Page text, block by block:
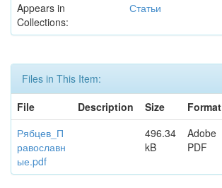
Appears in
Collections:
Статьи
Files in This Item:
File
Description Size
Format
Рябцев_П
равославн
ые.pdf
496.34
kB
Adobe
PDF